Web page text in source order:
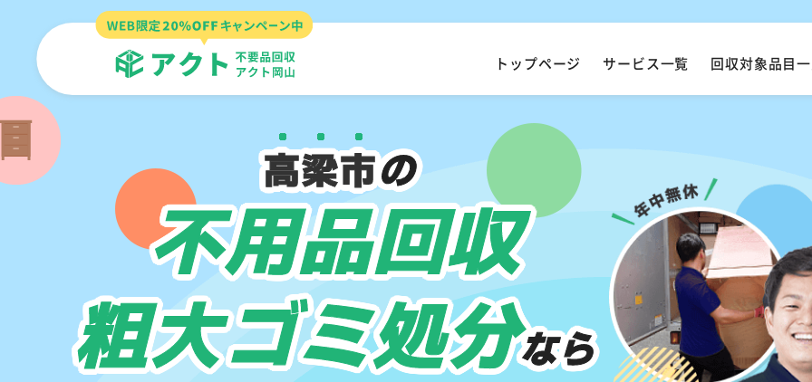
トップページ サービス一覧 回収対象品目
高梁市の
不用品回収
粗大ゴミ処分なら